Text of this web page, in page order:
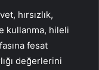
hırsızlık,
kullanma, hileli
fesat
değerlerini